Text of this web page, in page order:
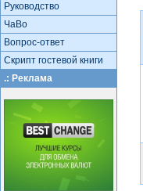
Руководство
ЧаВо
Вопрос-ответ
Скрипт гостевой книги
.: Реклама